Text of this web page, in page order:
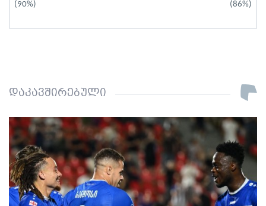
(90%)
(86%)
დაკავშირებული